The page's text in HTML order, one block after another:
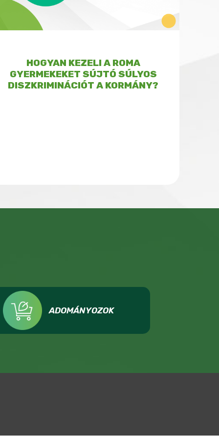
HOGYAN KEZELI A ROMA
GYERMEKEKET SÚJTÓ SÚLYOS
DISZKRIMINÁCIÓT A KORMÁNY?
ADOMÁNYOZOK